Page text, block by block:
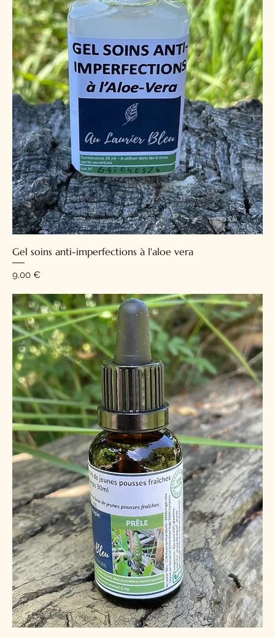
Gel soins anti-imperfections à l'aloe vera
Prix
9,00 €